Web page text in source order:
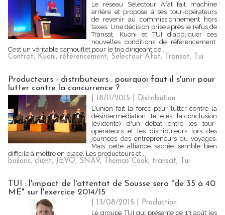
Le réseau Selectour Afat fait machine
arrière et propose à ses tour-opérateurs
de revenir au commissionnement hors
taxes. Une décision prise après le refus de
Transat, Kuoni et TUI d'appliquer ces
nouvelles conditions de référencement.
C’est un véritable camouflet pour le trio dirigeant de...
Contrat, Kuoni, référencement, Selectour Afat, Transat, Tui
Producteurs - distributeurs : pourquoi faut-il s'unir pour
lutter contre la concurrence ?
| 18/11/2015
Distribution
L'union fait la force pour lutter contre la
désintermédiation. Telle est la conclusion
(évidente) d'un débat entre les tour-
opérateurs et les distributeurs lors des
journées des entrepreneurs du voyages.
Mais cette alliance sacrée semble bien
difficile à mettre en place. Les producteurs et...
boiloris, client, JEVO, SNAV, Thomas Cook, transat, Tui
TUI : l'impact de l'attentat de Sousse sera "de 35 à 40
ME" sur l'exercice 2014/15
| 13/08/2015
Production
Le groupe TUI qui présente ce 13 août les